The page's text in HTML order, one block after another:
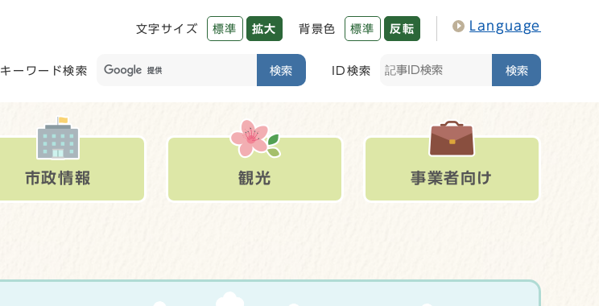
文字サイズ 標準 拡大 背景色 標準 反転 Language
キーワード検索 検索 ID検索 検索
市政情報 観光 事業者向け